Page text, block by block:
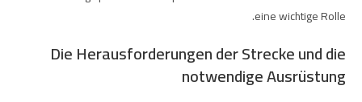
eine wichtige Rolle.
Die Herausforderungen der Strecke und die
notwendige Ausrüstung